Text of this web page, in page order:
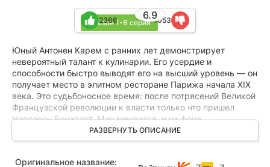
1 сезон 1-8 серия
6.9
2366 1053
Юный Антонен Карем с ранних лет демонстрирует
невероятный талант к кулинарии. Его усердие и
способности быстро выводят его на высший уровень — он
получает место в элитном ресторане Парижа начала XIX
века. Это судьбоносное время: после потрясений Великой
Французской революции к власти только что пришел
Наполеон Бонапарт. Мир меняется, и на фоне
исторических событий разворачивается история простого
помощника кондитера.
В один из вечеров на закрытом приеме императору
РАЗВЕРНУТЬ ОПИСАНИЕ
Оригинальное название: